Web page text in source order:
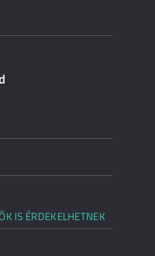
ŐK IS ÉRDEKELHETNEK